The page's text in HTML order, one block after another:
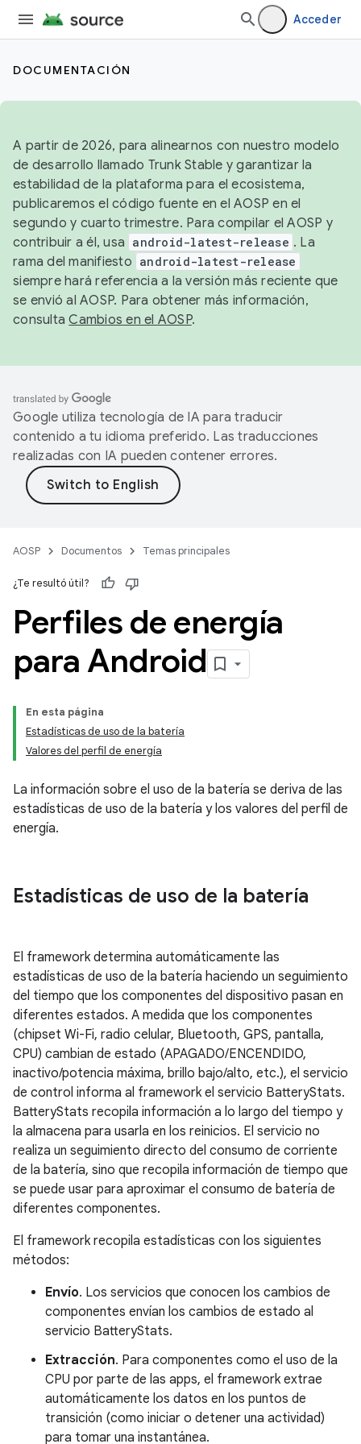
Acceder
DOCUMENTACIÓN
A partir de 2026, para alinearnos con nuestro modelo
de desarrollo llamado Trunk Stable y garantizar la
estabilidad de la plataforma para el ecosistema,
publicaremos el código fuente en el AOSP en el
segundo y cuarto trimestre. Para compilar el AOSP y
contribuir a él, usa android-latest-release . La
rama del manifiesto android-latest-release
siempre hará referencia a la versión más reciente que
se envió al AOSP. Para obtener más información,
consultaCambios en el AOSP.
Google utiliza tecnología de IA para traducir
contenido a tu idioma preferido. Las traducciones
realizadas con IA pueden contener errores.
AOSP Documentos Temas principales
¿Te resultó útil?
Perfiles de energía
para Android
En esta página
Estadísticas de uso de la batería
Valores del perfil de energía
La información sobre el uso de la batería se deriva de las
estadísticas de uso de la batería y los valores del perfil de
energía.
Estadísticas de uso de la batería
El framework determina automáticamente las
estadísticas de uso de la batería haciendo un seguimiento
del tiempo que los componentes del dispositivo pasan en
diferentes estados. A medida que los componentes
(chipset Wi-Fi, radio celular, Bluetooth, GPS, pantalla,
CPU) cambian de estado (APAGADO/ENCENDIDO,
inactivo/potencia máxima, brillo bajo/alto, etc.), el servicio
de control informa al framework el servicio BatteryStats.
BatteryStats recopila información a lo largo del tiempo y
la almacena para usarla en los reinicios. El servicio no
realiza un seguimiento directo del consumo de corriente
de la batería, sino que recopila información de tiempo que
se puede usar para aproximar el consumo de batería de
diferentes componentes.
El framework recopila estadísticas con los siguientes
métodos:
Envío. Los servicios que conocen los cambios de
componentes envían los cambios de estado al
servicio BatteryStats.
Extracción. Para componentes como el uso de la
CPU por parte de las apps, el framework extrae
automáticamente los datos en los puntos de
transición (como iniciar o detener una actividad)
para tomar una instantánea.